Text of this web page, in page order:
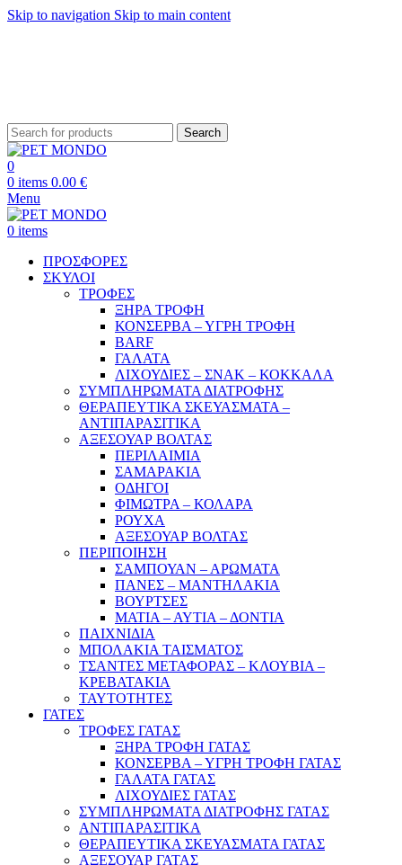
Skip to navigation Skip to main content
Search
0
0 items 0.00 €
Menu
0 items
ΠΡΟΣΦΟΡΕΣ
ΣΚΥΛΟΙ
ΤΡΟΦΕΣ
ΞΗΡΑ ΤΡΟΦΗ
ΚΟΝΣΕΡΒΑ – ΥΓΡΗ ΤΡΟΦΗ
BARF
ΓΑΛΑΤΑ
ΛΙΧΟΥΔΙΕΣ – ΣΝΑΚ – ΚΟΚΚΑΛΑ
ΣΥΜΠΛΗΡΩΜΑΤΑ ΔΙΑΤΡΟΦΗΣ
ΘΕΡΑΠΕΥΤΙΚΑ ΣΚΕΥΑΣΜΑΤΑ –
ΑΝΤΙΠΑΡΑΣΙΤΙΚΑ
ΑΞΕΣΟΥΑΡ ΒΟΛΤΑΣ
ΠΕΡΙΛΑΙΜΙΑ
ΣΑΜΑΡΑΚΙΑ
ΟΔΗΓΟΙ
ΦΙΜΩΤΡΑ – ΚΟΛΑΡΑ
ΡΟΥΧΑ
ΑΞΕΣΟΥΑΡ ΒΟΛΤΑΣ
ΠΕΡΙΠΟΙΗΣΗ
ΣΑΜΠΟΥΑΝ – ΑΡΩΜΑΤΑ
ΠΑΝΕΣ – ΜΑΝΤΗΛΑΚΙΑ
ΒΟΥΡΤΣΕΣ
ΜΑΤΙΑ – ΑΥΤΙΑ – ΔΟΝΤΙΑ
ΠΑΙΧΝΙΔΙΑ
ΜΠΟΛΑΚΙΑ ΤΑΙΣΜΑΤΟΣ
ΤΣΑΝΤΕΣ ΜΕΤΑΦΟΡΑΣ – ΚΛΟΥΒΙΑ –
ΚΡΕΒΑΤΑΚΙΑ
ΤΑΥΤΟΤΗΤΕΣ
ΓΑΤΕΣ
ΤΡΟΦΕΣ ΓΑΤΑΣ
ΞΗΡΑ ΤΡΟΦΗ ΓΑΤΑΣ
ΚΟΝΣΕΡΒΑ – ΥΓΡΗ ΤΡΟΦΗ ΓΑΤΑΣ
ΓΑΛΑΤΑ ΓΑΤΑΣ
ΛΙΧΟΥΔΙΕΣ ΓΑΤΑΣ
ΣΥΜΠΛΗΡΩΜΑΤΑ ΔΙΑΤΡΟΦΗΣ ΓΑΤΑΣ
ΑΝΤΙΠΑΡΑΣΙΤΙΚΑ
ΘΕΡΑΠΕΥΤΙΚΑ ΣΚΕΥΑΣΜΑΤΑ ΓΑΤΑΣ
ΑΞΕΣΟΥΑΡ ΓΑΤΑΣ